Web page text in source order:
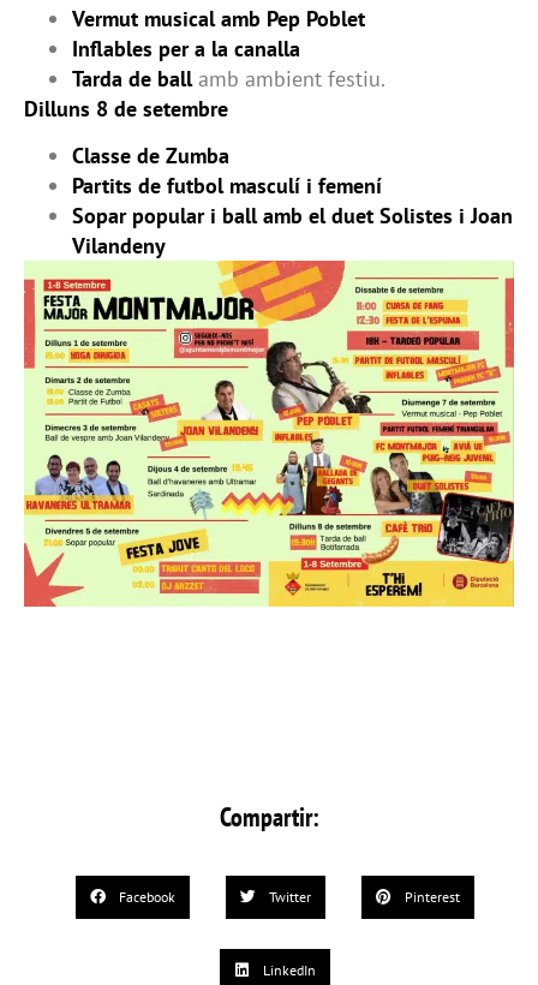
Vermut musical amb Pep Poblet
Inflables per a la canalla
Tarda de ballamb ambient festiu.
Dilluns 8 de setembre
Classe de Zumba
Partits de futbol masculí i femení
Sopar popular i ball amb el duet Solistes i Joan
Vilandeny
Compartir:
Facebook Twitter Pinterest
LinkedIn